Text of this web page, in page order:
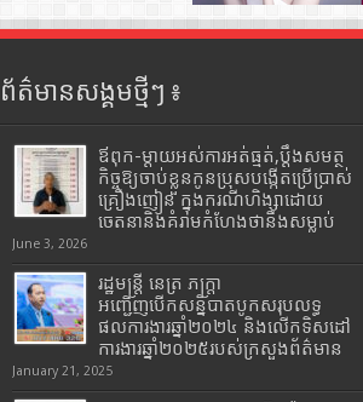
ព័ត៌មានសង្គមថ្មីៗ ៖
ឪពុក-ម្ដាយអស់ការអត់ធ្មត់,ប្ដឹងសមត្ថ
កិច្ចឱ្យចាប់ខ្លួនកូនប្រុសបង្កើតប្រើប្រាស់
គ្រឿងញៀន ក្នុងករណីហិង្សាដោយ
ចេតនានិងគំរាមកំហែងថានឹងសម្លាប់
June 3, 2026
រដ្ឋមន្រ្តី​ នេត្រ​ ភក្ត្រា​
អញ្ជើញបើកសន្និបាតបូកសរុបលទ្ធ
ផលការងារឆ្នាំ២០២៤ និងលើកទិសដៅ
ការងារឆ្នាំ២០២៥របស់​ក្រសួង​ព័ត៌មាន​
January 21, 2025